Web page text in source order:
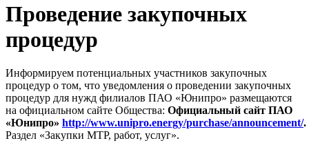
Проведение закупочных
процедур
Информируем потенциальных участников закупочных
процедур о том, что уведомления о проведении закупочных
процедур для нужд филиалов ПАО «Юнипро» размещаются
на официальном сайте Общества: Официальный сайт ПАО
«Юнипро» http://www.unipro.energy/purchase/announcement/.
Раздел «Закупки МТР, работ, услуг».